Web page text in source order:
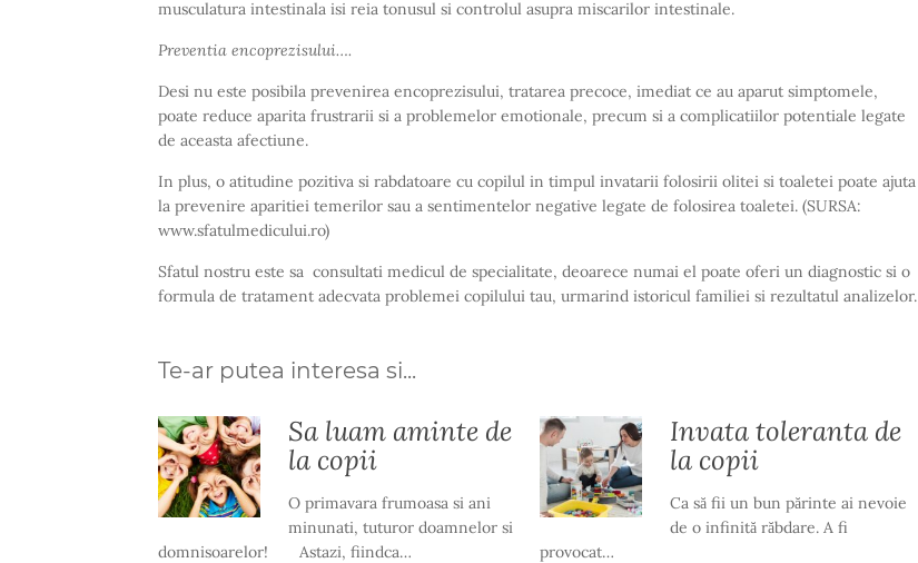
musculatura intestinala isi reia tonusul si controlul asupra miscarilor intestinale.
Preventia encoprezisului….
Desi nu este posibila prevenirea encoprezisului, tratarea precoce, imediat ce au aparut simptomele,
poate reduce aparita frustrarii si a problemelor emotionale, precum si a complicatiilor potentiale legate
de aceasta afectiune.
In plus, o atitudine pozitiva si rabdatoare cu copilul in timpul invatarii folosirii olitei si toaletei poate ajuta
la prevenire aparitiei temerilor sau a sentimentelor negative legate de folosirea toaletei. (SURSA:
www.sfatulmedicului.ro)
Sfatul nostru este sa consultati medicul de specialitate, deoarece numai el poate oferi un diagnostic si o
formula de tratament adecvata problemei copilului tau, urmarind istoricul familiei si rezultatul analizelor.
Te-ar putea interesa si...
Sa luam aminte de
la copii
O primavara frumoasa si ani
minunati, tuturor doamnelor si
domnisoarelor! Astazi, fiindca…
Invata toleranta de
la copii
Ca să fii un bun părinte ai nevoie
de o infinită răbdare. A fi
provocat…